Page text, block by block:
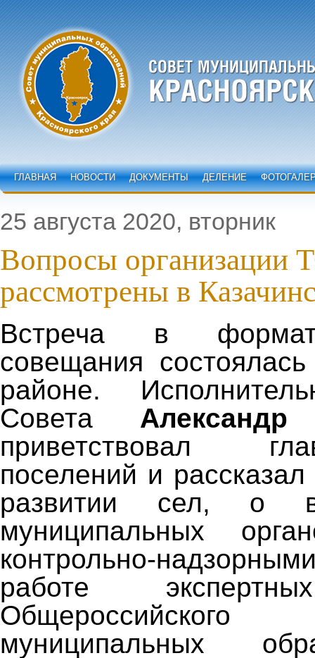
ГЛАВНАЯ НОВОСТИ ДОКУМЕНТЫ ДЕЛЕНИЕ
25 августа 2020, вторник
Вопросы организации
рассмотрены в
Встреча в
совещания
районе.
Совета
приветствовал
поселений и
развитии сел, о
муниципальных
контрольно-
работе
муниципальных